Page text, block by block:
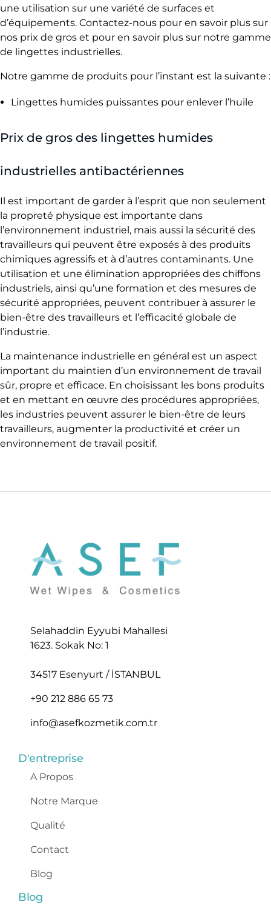
une utilisation sur une variété de surfaces et
d’équipements. Contactez-nous pour en savoir plus sur
nos prix de gros et pour en savoir plus sur notre gamme
de lingettes industrielles.
Notre gamme de produits pour l’instant est la suivante :
Lingettes humides puissantes pour enlever l’huile
Prix ​​de gros des lingettes humides
industrielles antibactériennes
Il est important de garder à l’esprit que non seulement
la propreté physique est importante dans
l’environnement industriel, mais aussi la sécurité des
travailleurs qui peuvent être exposés à des produits
chimiques agressifs et à d’autres contaminants. Une
utilisation et une élimination appropriées des chiffons
industriels, ainsi qu’une formation et des mesures de
sécurité appropriées, peuvent contribuer à assurer le
bien-être des travailleurs et l’efficacité globale de
l’industrie.
La maintenance industrielle en général est un aspect
important du maintien d’un environnement de travail
sûr, propre et efficace. En choisissant les bons produits
et en mettant en œuvre des procédures appropriées,
les industries peuvent assurer le bien-être de leurs
travailleurs, augmenter la productivité et créer un
environnement de travail positif.
Selahaddin Eyyubi Mahallesi
1623. Sokak No: 1
34517 Esenyurt / İSTANBUL
+90 212 886 65 73
info@asefkozmetik.com.tr
D'entreprise
A Propos
Notre Marque
Qualité
Contact
Blog
Blog